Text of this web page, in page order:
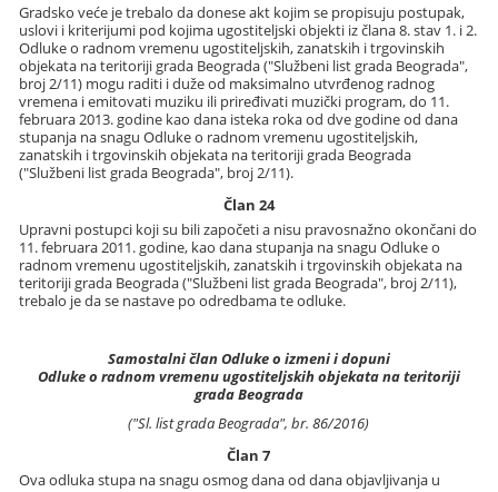
Gradsko veće je trebalo da donese akt kojim se propisuju postupak,
uslovi i kriterijumi pod kojima ugostiteljski objekti iz člana 8. stav 1. i 2.
Odluke o radnom vremenu ugostiteljskih, zanatskih i trgovinskih
objekata na teritoriji grada Beograda ("Službeni list grada Beograda",
broj 2/11) mogu raditi i duže od maksimalno utvrđenog radnog
vremena i emitovati muziku ili priređivati muzički program, do 11.
februara 2013. godine kao dana isteka roka od dve godine od dana
stupanja na snagu Odluke o radnom vremenu ugostiteljskih,
zanatskih i trgovinskih objekata na teritoriji grada Beograda
("Službeni list grada Beograda", broj 2/11).
Član 24
Upravni postupci koji su bili započeti a nisu pravosnažno okončani do
11. februara 2011. godine, kao dana stupanja na snagu Odluke o
radnom vremenu ugostiteljskih, zanatskih i trgovinskih objekata na
teritoriji grada Beograda ("Službeni list grada Beograda", broj 2/11),
trebalo je da se nastave po odredbama te odluke.
Samostalni član Odluke o izmeni i dopuni
Odluke o radnom vremenu ugostiteljskih objekata na teritoriji
grada Beograda
("Sl. list grada Beograda", br. 86/2016)
Član 7
Ova odluka stupa na snagu osmog dana od dana objavljivanja u